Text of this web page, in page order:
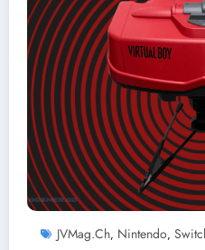
JVMag.ch, Nintendo,